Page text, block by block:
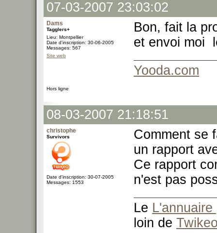
07-03-2007 23:03:02
Dams
Tagglers+
Lieu: Montpellier
Date d'inscription: 30-06-2005
Messages: 567
Site web
Bon, fait la
et envoi moi
Yooda.com
Hors ligne
08-03-2007 21:18:51
christophe
Survivors
Date d'inscription: 30-07-2005
Messages: 1553
Comment se
un rapport
Ce rapport
n'est pas
Le L'annuaire
loin de